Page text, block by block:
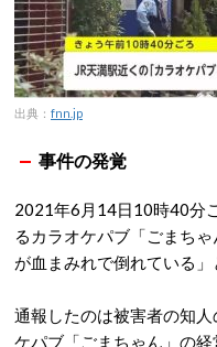
出典： fnn.jp
事件の発覚
2021年6月14日10時40分
るカラオケパブ「ごまち
が血まみれで倒れている」
通報したのは被害者の知
ケパブ「ごまちゃん」の経